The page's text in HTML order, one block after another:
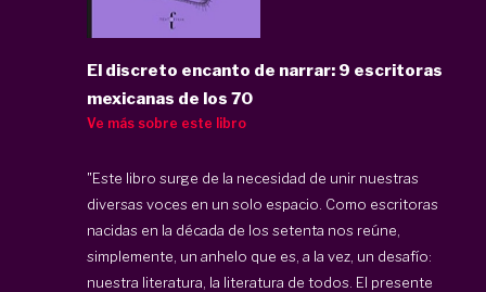
El discreto encanto de narrar: 9 escritoras
mexicanas de los 70
Ve más sobre este libro
"Este libro surge de la necesidad de unir nuestras
diversas voces en un solo espacio. Como escritoras
nacidas en la década de los setenta nos reúne,
simplemente, un anhelo que es, a la vez, un desafío:
nuestra literatura, la literatura de todos. El presente